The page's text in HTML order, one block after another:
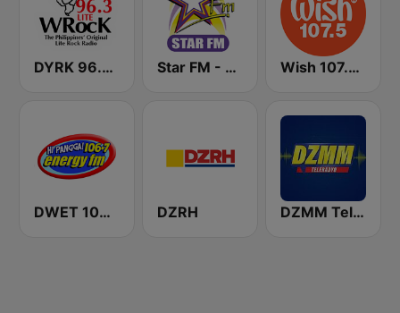
DYRK 96.3 WRocK Star FM - Manila Wish 107.5 FM
DWET 106.7 Energy FM DZRH DZMM TeleRadyo